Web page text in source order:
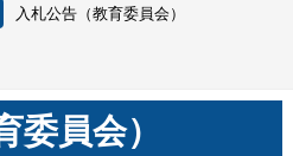
入札公告（教育委員会）
員会）